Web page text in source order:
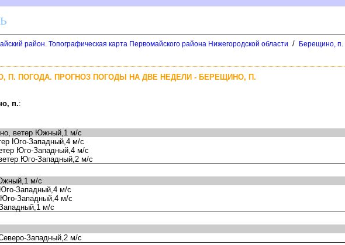
район. Топографическая карта Первомайского района Нижегородской области / Берещино, п.
П. ПОГОДА. ПРОГНОЗ ПОГОДЫ НА ДВЕ НЕДЕЛИ - БЕРЕЩИНО, П.
п.:
ветер Южный,1 м/с
Юго-Западный,4 м/с
Юго-Западный,4 м/с
Юго-Западный,2 м/с
м/с
Западный,4 м/с
Западный,4 м/с
м/с
Западный,2 м/с